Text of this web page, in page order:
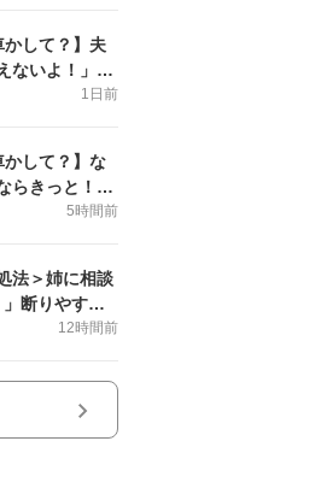
かして？】夫
ないよ！」＜
1日前
かして？】な
らきっと！＜
5時間前
法＞姉に相談
断りやすい
12時間前